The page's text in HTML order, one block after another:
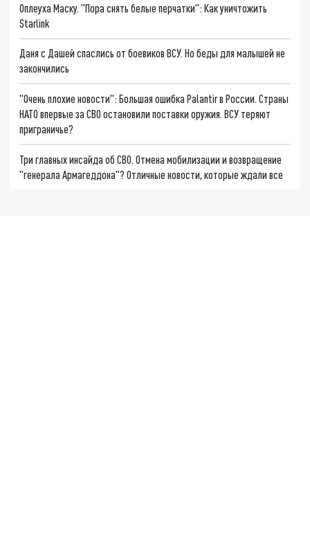
Оплеуха Маску. "Пора снять белые перчатки": Как уничтожить
Starlink
Даня с Дашей спаслись от боевиков ВСУ. Но беды для малышей не
закончились
"Очень плохие новости": Большая ошибка Palantir в России. Страны
НАТО впервые за СВО остановили поставки оружия. ВСУ теряют
приграничье?
Три главных инсайда об СВО. Отмена мобилизации и возвращение
"генерала Армагеддона"? Отличные новости, которые ждали все